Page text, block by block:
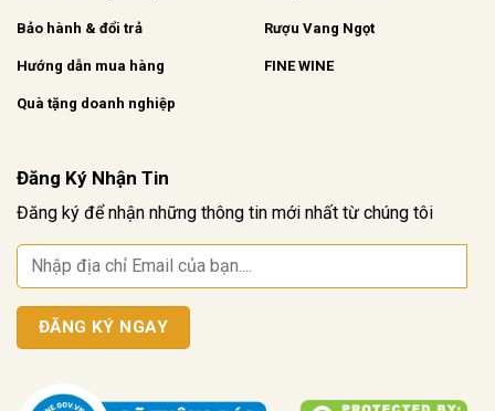
Bảo hành & đổi trả
Hướng dẫn mua hàng
Quà tặng doanh nghiệp
Rượu Vang Ngọt
FINE WINE
Đăng Ký Nhận Tin
Đăng ký để nhận những thông tin mới nhất từ chúng tôi